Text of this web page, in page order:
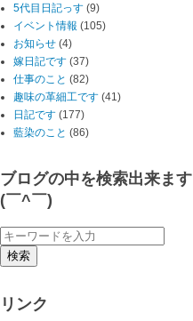
5代目日記っす (9)
イベント情報 (105)
お知らせ (4)
嫁日記です (37)
仕事のこと (82)
趣味の革細工です (41)
日記です (177)
藍染のこと (86)
ブログの中を検索出来ます
(￣^￣)ゞ
リンク